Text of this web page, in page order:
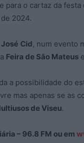
para o cartaz da festa
2024.
José Cid, num evento
Feira de São Mateus
a possibilidade do
mas apenas se as
de Viseu.
– 96.8 FM ou em